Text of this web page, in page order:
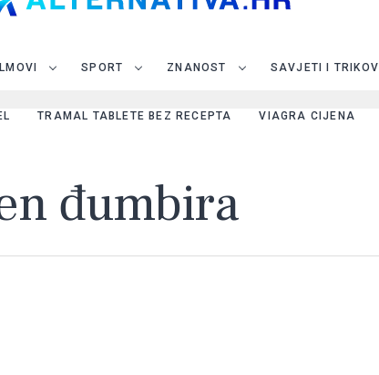
SPORT ZNANOST SAVJETI I TRIKOVI
TRAMAL TABLETE BEZ RECEPTA VIAGRA CIJENA
đumbira